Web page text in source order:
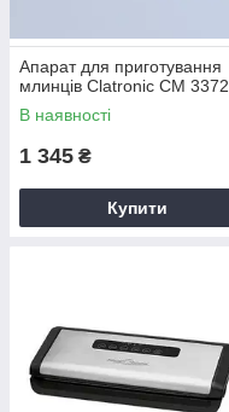
Апарат для приготування
млинців Clatronic CM 3372
В наявності
1 345 ₴
Купити